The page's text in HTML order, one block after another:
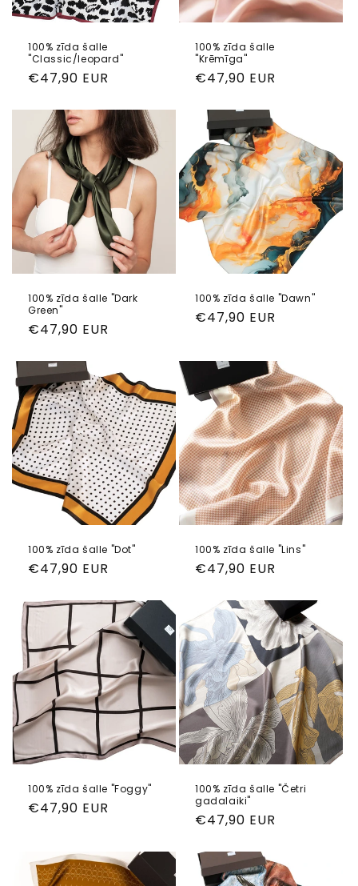
100% zīda šalle
"Classic/leopard"
Parastā
€47,90 EUR
100% zīda šalle
"Krēmīga"
Parastā
€47,90 EUR
100% zīda šalle "Dark
Green"
Parastā
€47,90 EUR
100% zīda šalle "Dawn"
Parastā
€47,90 EUR
100% zīda šalle "Dot"
Parastā
€47,90 EUR
100% zīda šalle "Lins"
Parastā
€47,90 EUR
100% zīda šalle "Foggy"
Parastā
€47,90 EUR
100% zīda šalle "Četri
gadalaiki"
Parastā
€47,90 EUR